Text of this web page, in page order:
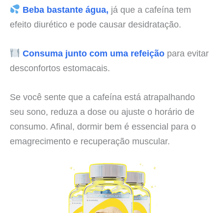
Beba bastante água, já que a cafeína tem
efeito diurético e pode causar desidratação.
Consuma junto com uma refeiçãopara evitar
desconfortos estomacais.
Se você sente que a cafeína está atrapalhando
seu sono, reduza a dose ou ajuste o horário de
consumo. Afinal, dormir bem é essencial para o
emagrecimento e recuperação muscular.